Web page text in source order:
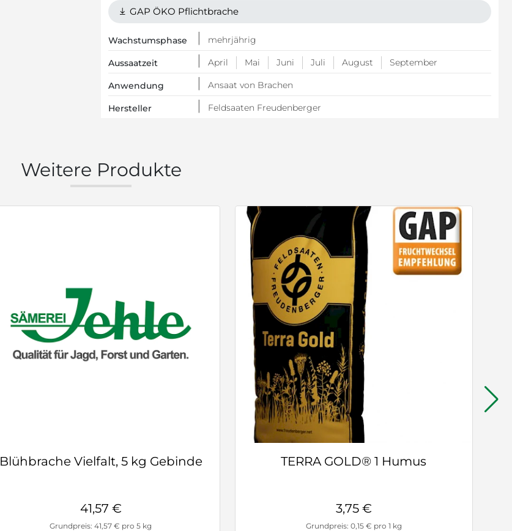
GAP ÖKO Pflichtbrache
Wachstumsphase mehrjährig
Aussaatzeit April Mai Juni Juli August September
Anwendung Ansaat von Brachen
Hersteller Feldsaaten Freudenberger
Weitere Produkte
Blühbrache Vielfalt, 5 kg Gebinde
41,57 €
Grundpreis: 41,57 € pro 5 kg
TERRA GOLD® 1 Humus
3,75 €
Grundpreis: 0,15 € pro 1 kg